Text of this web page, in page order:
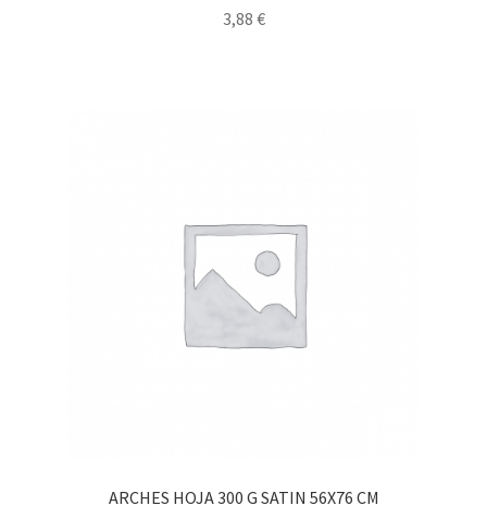
3,88 €
ARCHES HOJA 300 G SATIN 56X76 CM